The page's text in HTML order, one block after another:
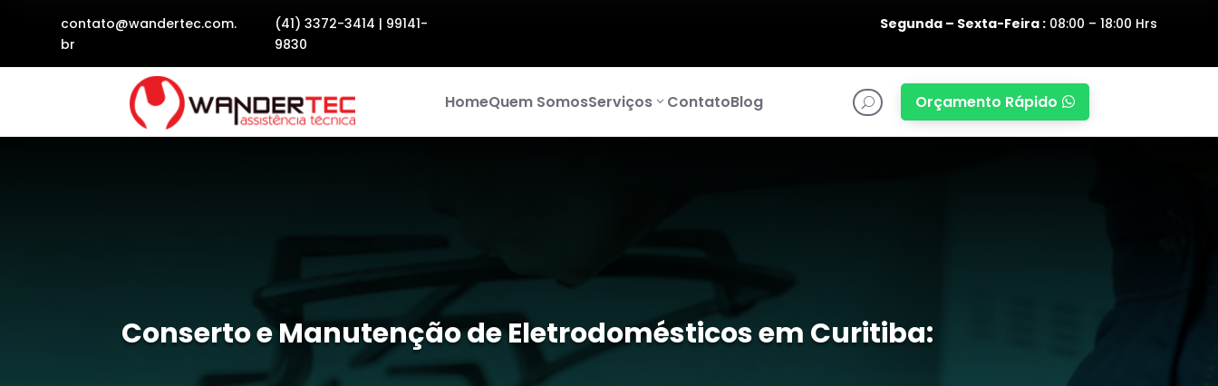
contato@wandertec.com.
br
(41) 3372-3414 | 99141-
9830
Segunda – Sexta-Feira :08:00 – 18:00 Hrs
HomeQuem SomosServiços ContatoBlog U Orçamento Rápido 
Conserto e Manutenção de Eletrodomésticos em Curitiba: